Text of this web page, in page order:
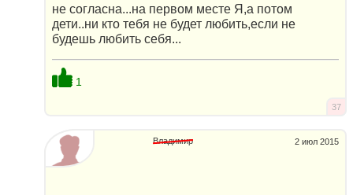
не согласна...на первом месте Я,а потом
дети..ни кто тебя не будет любить,если не
будешь любить себя...
1
37
2 июл 2015
Владимир